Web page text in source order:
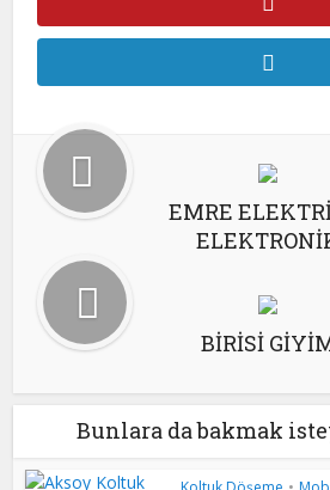
EMRE
BİRİSİ
Bunlara da bakmak